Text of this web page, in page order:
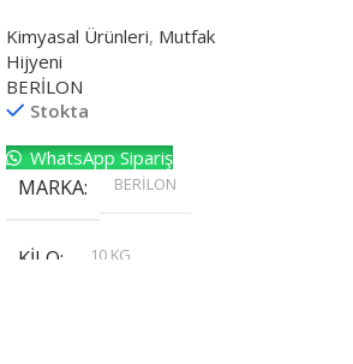
Kimyasal Ürünleri, Mutfak
Hijyeni
BERİLON
Stokta
WhatsApp Sipariş
MARKA BERİLON
KILO
10 KG